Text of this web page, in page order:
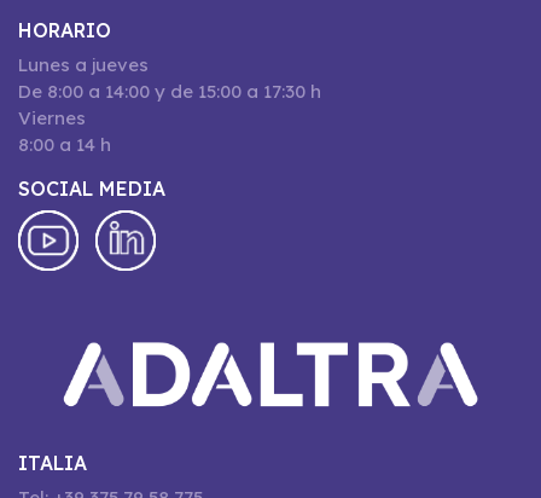
HORARIO
Lunes a jueves
De 8:00 a 14:00 y de 15:00 a 17:30 h
Viernes
8:00 a 14 h
SOCIAL MEDIA
ITALIA